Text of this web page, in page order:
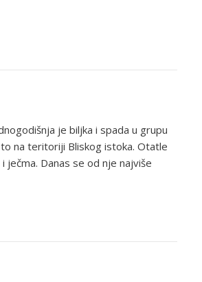
je biljka i spada u grupu
na teritoriji Bliskog istoka. Otatle
ječma. Danas se od nje najviše